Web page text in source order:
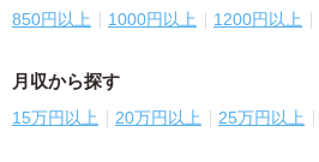
850円以上 1000円以上 1200円以上
月収から探す
15万円以上 20万円以上 25万円以上